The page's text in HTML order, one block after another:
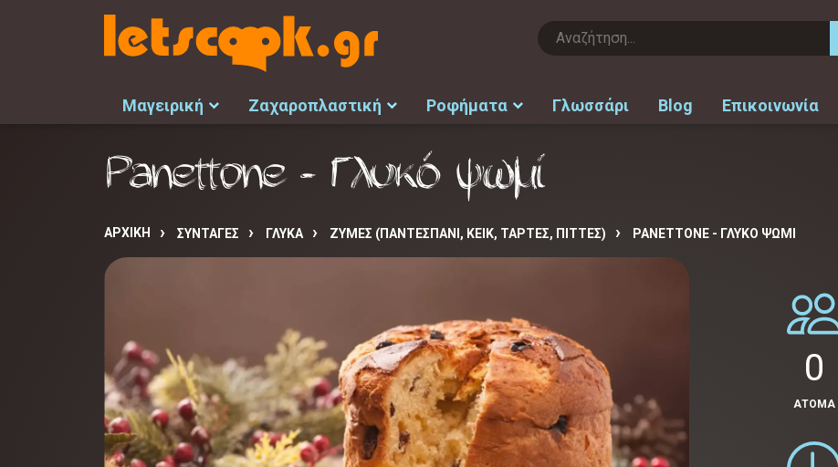
Μαγειρική Ζαχαροπλαστική Ροφήματα Γλωσσάρι Blog Επικοινωνία
Panettone - Γλυκό ψωμί
ΑΡΧΙΚΉ ΣΥΝΤΑΓΈΣ ΓΛΥΚΑ ΖΥΜΕΣ (ΠΑΝΤΕΣΠΑΝΙ, ΚΕΙΚ, ΤΑΡΤΕΣ, ΠΙΤΤΕΣ) PANETTONE - ΓΛΥΚΌ ΨΩΜΊ
0
ΑΤΟΜΑ